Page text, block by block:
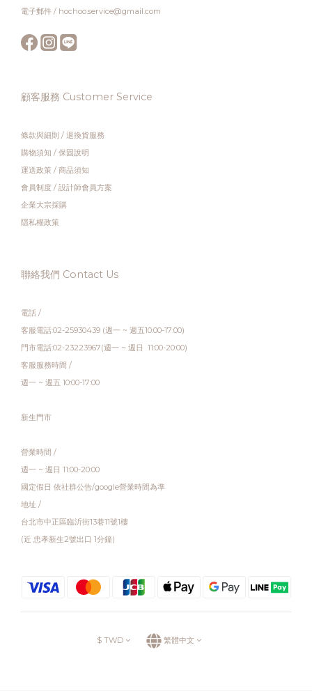
電子郵件 / hochoo.service@gmail.com
顧客服務 Customer Service
條款與細則 / 退換貨服務
購物須知 / 保固說明
運送政策 / 商品須知
會員制度 / 設計師會員方案
企業大宗採購
隱私權政策
聯絡我們 Contact Us
電話 /
客服電話:02-25930439 (週一 ~ 週五10:00-17:00)
門市電話:02-23223967(週一 ~ 週日 11:00-20:00)
客服服務時間 /
週一 ~ 週五 10:00-17:00
新生門市
營業時間 /
週一 ~ 週日 11:00-20:00
國定假日 依社群公告/google營業時間為準
地址 /
台北市中正區臨沂街13巷11號1樓
(近 忠孝新生2號出口 1分鐘)
$ TWD 繁體中文